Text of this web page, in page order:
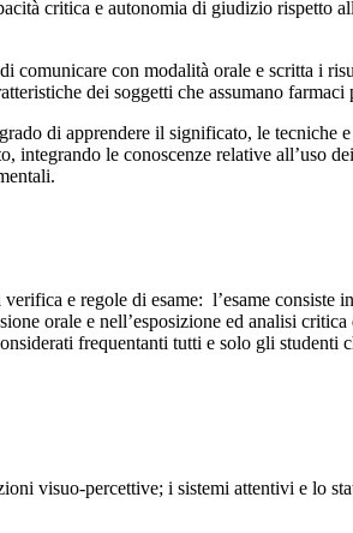
critica e autonomia di giudizio rispetto
comunicare con modalità orale e scritta i
dei soggetti che assumano farmaci
di apprendere il significato, le tecniche
integrando le conoscenze relative all’uso
e regole di esame: l’esame consiste
orale e nell’esposizione ed analisi
frequentanti tutti e solo gli studenti
visuo-percettive; i sistemi attentivi e lo